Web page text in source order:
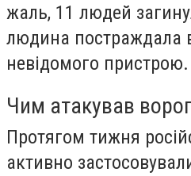
жаль, 11 людей
людина постраждала
невідомого пристрою.
Чим атакував ворог
Протягом тижня
активно